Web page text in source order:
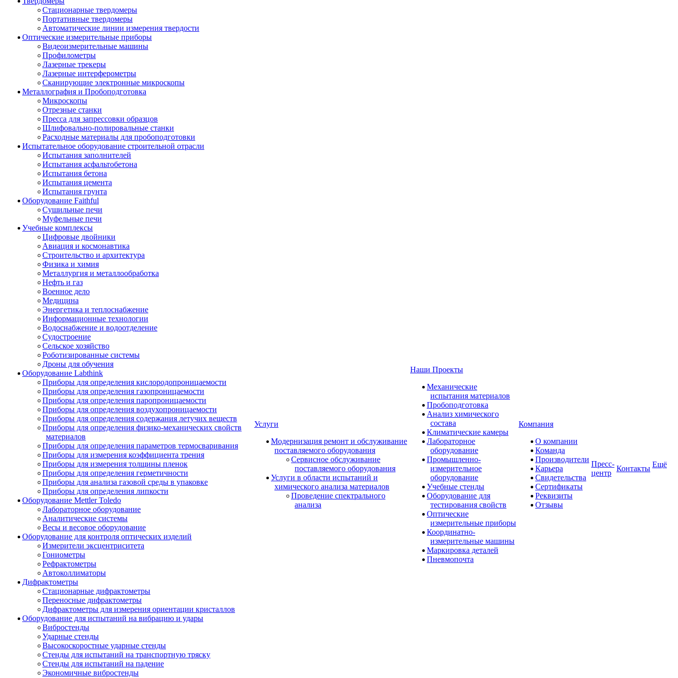
Стационарные твердомеры
Портативные твердомеры
Автоматические линии измерения твердости
Оптические измерительные приборы
Видеоизмерительные машины
Профилометры
Лазерные трекеры
Лазерные интерферометры
Сканирующие электронные микроскопы
Металлография и Пробоподготовка
Микроскопы
Отрезные станки
Пресса для запрессовки образцов
Шлифовально-полировальные станки
Расходные материалы для пробоподготовки
Испытательное оборудование строительной отрасли
Испытания заполнителей
Испытания асфальтобетона
Испытания бетона
Испытания цемента
Испытания грунта
Оборудование Faithful
Сушильные печи
Муфельные печи
Учебные комплексы
Цифровые двойники
Авиация и космонавтика
Строительство и архитектура
Физика и химия
Металлургия и металлообработка
Нефть и газ
Военное дело
Медицина
Энергетика и теплоснабжение
Информационные технологии
Водоснабжение и водоотделение
Судостроение
Сельское хозяйство
Роботизированные системы
Дроны для обучения
Оборудование Labthink
Приборы для определения кислородопроницаемости
Приборы для определения газопроницаемости
Приборы для определения паропроницаемости
Приборы для определения воздухопроницаемости
Приборы для определения содержания летучих веществ
Приборы для определения физико-механических свойств
материалов
Приборы для определения параметров термосваривания
Приборы для измерения коэффициента трения
Приборы для измерения толщины пленок
Приборы для определения герметичности
Приборы для анализа газовой среды в упаковке
Приборы для определения липкости
Оборудование Mettler Toledo
Лабораторное оборудование
Аналитические системы
Весы и весовое оборудование
Оборудование для контроля оптических изделий
Измерители эксцентриситета
Гониометры
Рефрактометры
Автоколлиматоры
Дифрактометры
Стационарные дифрактометры
Переносные дифрактометры
Дифрактометры для измерения ориентации кристаллов
Оборудование для испытаний на вибрацию и удары
Вибростенды
Ударные стенды
Высокоскоростные ударные стенды
Стенды для испытаний на транспортную тряску
Стенды для испытаний на падение
Экономичные вибростенды
Услуги
Модернизация ремонт и обслуживание
поставляемого оборудования
Сервисное обслуживание
поставляемого оборудования
Услуги в области испытаний и
химического анализа материалов
Проведение спектрального
анализа
Наши Проекты
Механические
испытания материалов
Пробоподготовка
Анализ химического
состава
Климатические камеры
Лабораторное
оборудование
Промышленно-
измерительное
оборудование
Учебные стенды
Оборудование для
тестирования свойств
Оптические
измерительные приборы
Координатно-
измерительные машины
Маркировка деталей
Пневмопочта
Компания
О компании
Команда
Производители
Карьера
Свидетельства
Сертификаты
Реквизиты
Отзывы
Пресс-
центр
Контакты Ещё